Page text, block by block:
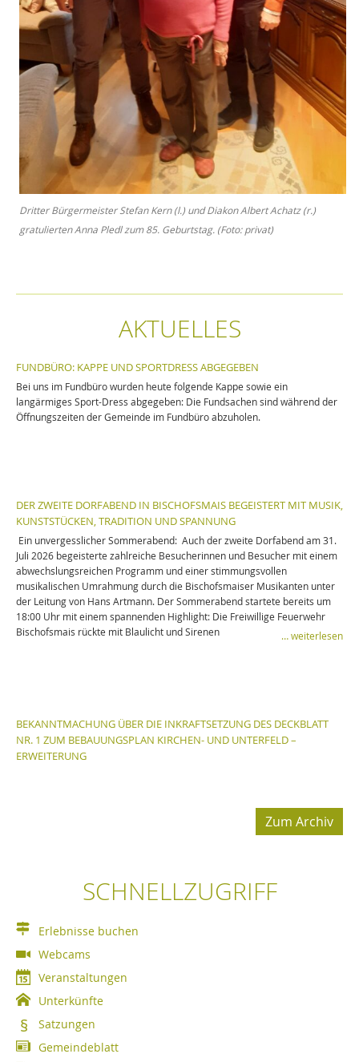
Dritter Bürgermeister Stefan Kern (l.) und Diakon Albert Achatz (r.)
gratulierten Anna Pledl zum 85. Geburtstag. (Foto: privat)
AKTUELLES
FUNDBÜRO: KAPPE UND SPORTDRESS ABGEGEBEN
Bei uns im Fundbüro wurden heute folgende Kappe sowie ein
langärmiges Sport-Dress abgegeben: Die Fundsachen sind während der
Öffnungszeiten der Gemeinde im Fundbüro abzuholen.
DER ZWEITE DORFABEND IN BISCHOFSMAIS BEGEISTERT MIT MUSIK,
KUNSTSTÜCKEN, TRADITION UND SPANNUNG
Ein unvergesslicher Sommerabend: Auch der zweite Dorfabend am 31.
Juli 2026 begeisterte zahlreiche Besucherinnen und Besucher mit einem
abwechslungsreichen Programm und einer stimmungsvollen
musikalischen Umrahmung durch die Bischofsmaiser Musikanten unter
der Leitung von Hans Artmann. Der Sommerabend startete bereits um
18:00 Uhr mit einem spannenden Highlight: Die Freiwillige Feuerwehr
Bischofsmais rückte mit Blaulicht und Sirenen
… weiterlesen
BEKANNTMACHUNG ÜBER DIE INKRAFTSETZUNG DES DECKBLATT
NR. 1 ZUM BEBAUUNGSPLAN KIRCHEN- UND UNTERFELD –
ERWEITERUNG
Zum Archiv
SCHNELLZUGRIFF
Erlebnisse buchen
Webcams
Veranstaltungen
Unterkünfte
Satzungen
Gemeindeblatt